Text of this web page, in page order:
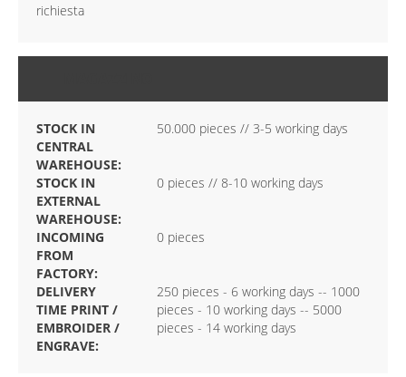
richiesta
STOCK IN
CENTRAL
WAREHOUSE:
50.000 pieces // 3-5 working days
STOCK IN
EXTERNAL
WAREHOUSE:
0 pieces // 8-10 working days
INCOMING
FROM
FACTORY:
0 pieces
DELIVERY
TIME PRINT /
EMBROIDER /
ENGRAVE:
250 pieces - 6 working days -- 1000
pieces - 10 working days -- 5000
pieces - 14 working days